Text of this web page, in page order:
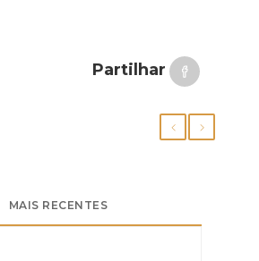
Partilhar
MAIS RECENTES